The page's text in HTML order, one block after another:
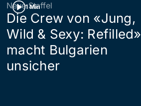
1 Min
Neue Staffel
Die Crew von «Jung,
Wild & Sexy: Refilled»
macht Bulgarien
unsicher